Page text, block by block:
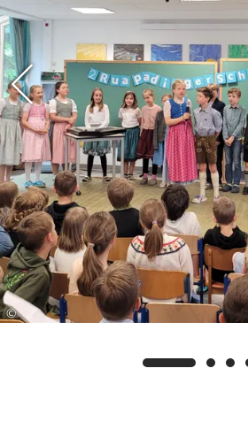
Mit narrisch vui Freid, Herzblut
bissal Lampnfieba hoaßts aa
„Auf geht´s zum Ruhpoldinger
©